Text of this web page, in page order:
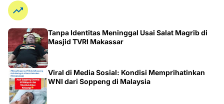
Tanpa Identitas Meninggal Usai Salat Magrib di
Masjid TVRI Makassar
Viral di Media Sosial: Kondisi Memprihatinkan
WNI dari Soppeng di Malaysia